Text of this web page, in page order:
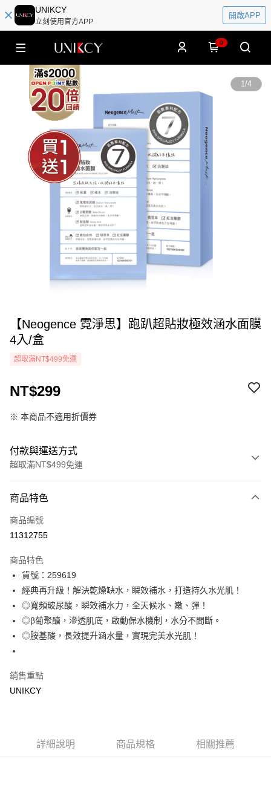
UNIKCY
立刻使用官方APP
開啟APP
0
1/4
【Neogence 霓淨思】跑趴超貼妝極效涵水面膜
4入/盒
超取滿NT$499免運
NT$299
※ 本商品不適用折價券
付款與運送方式
超取滿NT$499免運
icash Pay
信用卡一次付款
LINE Pay
Apple Pay
街口支付
悠遊付
運送方式
付款後7-11取貨［需3-5個工作天不含預購商品］
商品特色
商品編號
11312755
商品特色
貨號：259619
經典再升級！解決乾燥缺水，瞬效補水，打造持久水光肌！
◎寬頻玻尿酸，瞬效補水力，全天候水、嫩、彈！
◎β葡聚醣，滲透肌底，啟動保水機制，水分不間斷。
◎胺基酸，長效提升涵水量，實現完美水光肌！
銷售重點
UNIKCY
詳細說明 商品規格 相關推薦